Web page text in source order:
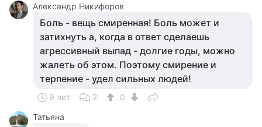
Александр Никифоров
Боль - вещь смиренная! Боль может и
затихнуть а, когда в ответ сделаешь
агрессивный выпад - долгие годы, можно
жалеть об этом. Поэтому смирение и
терпение - удел сильных людей!
9 лет 2
0
Татьяна